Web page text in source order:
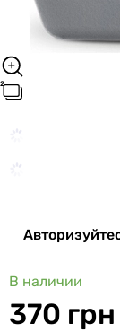
В наличии
370 грн